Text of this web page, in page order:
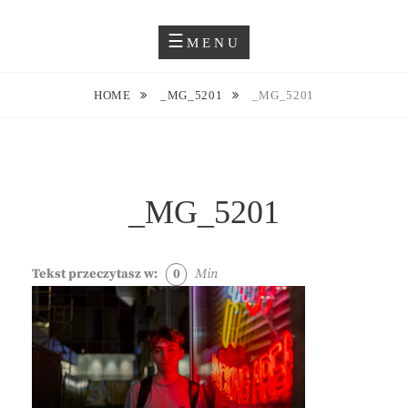
JUSTYNA EWA GROCHOWSKA
MENU
HOME _MG_5201 _MG_5201
_MG_5201
Tekst przeczytasz w: 0 Min